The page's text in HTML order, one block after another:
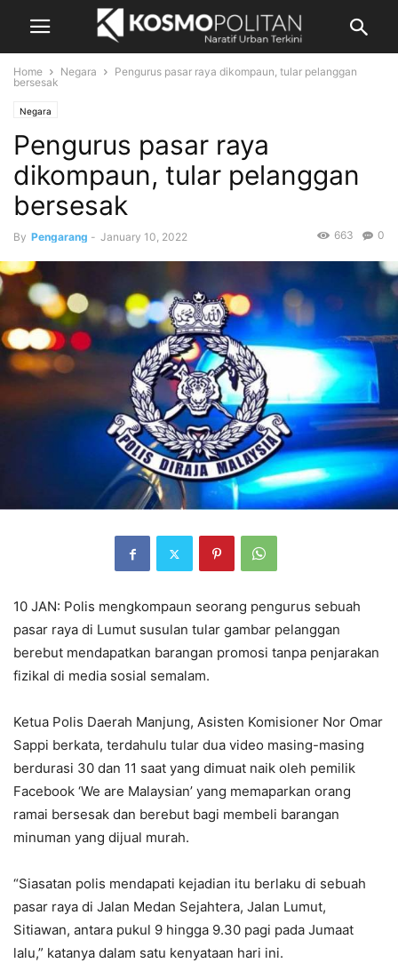
Home Negara
Pengurus pasar raya dikompaun, tular pelanggan
bersesak
Negara
Pengurus pasar raya
dikompaun, tular pelanggan
bersesak
By Pengarang - January 10, 2022 0
663
10 JAN: Polis mengkompaun seorang pengurus sebuah
pasar raya di Lumut susulan tular gambar pelanggan
berebut mendapatkan barangan promosi tanpa penjarakan
fizikal di media sosial semalam.
Ketua Polis Daerah Manjung, Asisten Komisioner Nor Omar
Sappi berkata, terdahulu tular dua video masing-masing
berdurasi 30 dan 11 saat yang dimuat naik oleh pemilik
Facebook ‘We are Malaysian’ yang memaparkan orang
ramai bersesak dan berebut bagi membeli barangan
minuman yang dijual murah.
“Siasatan polis mendapati kejadian itu berlaku di sebuah
pasar raya di Jalan Medan Sejahtera, Jalan Lumut,
Sitiawan, antara pukul 9 hingga 9.30 pagi pada Jumaat
lalu,” katanya dalam satu kenyataan hari ini.